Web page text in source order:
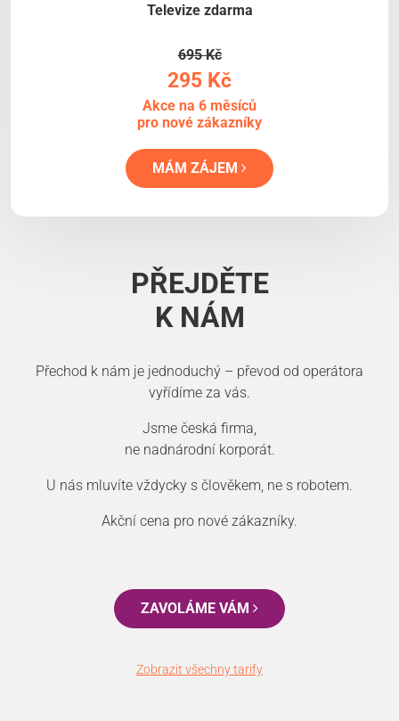
Televize zdarma
695 Kč
295 Kč
Akce na 6 měsíců
pro nové zákazníky
MÁM ZÁJEM
PŘEJDĚTE
K NÁM
Přechod k nám je jednoduchý – převod od operátora
vyřídíme za vás.
Jsme česká firma,
ne nadnárodní korporát.
U nás mluvíte vždycky s člověkem, ne s robotem.
Akční cena pro nové zákazníky.
ZAVOLÁME VÁM
Zobrazit všechny tarify